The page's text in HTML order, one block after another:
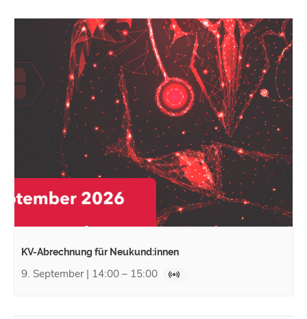
KV-Abrechnung für Neukund:innen
9. September | 14:00 – 15:00